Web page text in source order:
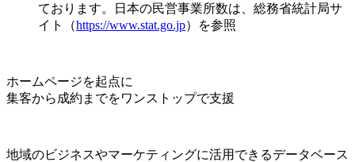
ております。日本の民営事業所数は、総務省統計局サ
イト（https://www.stat.go.jp）を参照
ホームページを起点に
集客から成約までをワンストップで支援
地域のビジネスやマーケティングに活用できるデータベース